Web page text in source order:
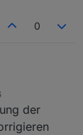
0
das
Datenpunkt
der